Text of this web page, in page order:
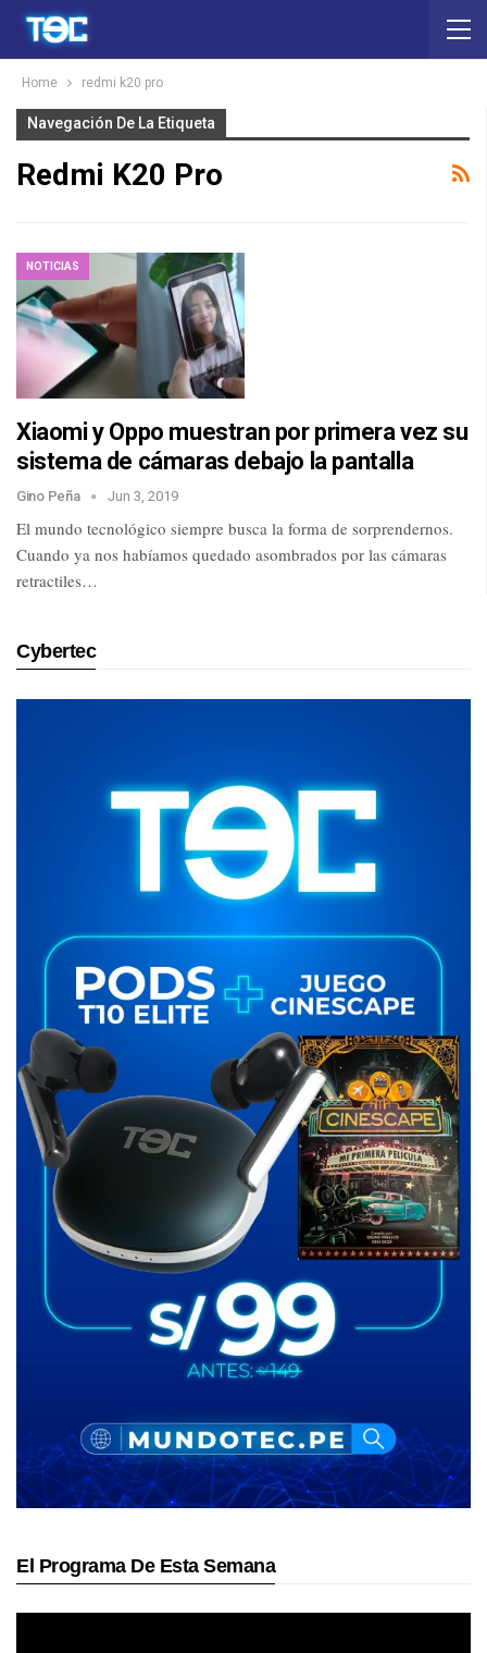
Home redmi k20 pro
Navegación De La Etiqueta
Redmi K20 Pro
NOTICIAS
Xiaomi y Oppo muestran por primera vez su
sistema de cámaras debajo la pantalla
Gino Peña Jun 3, 2019
El mundo tecnológico siempre busca la forma de sorprendernos.
Cuando ya nos habíamos quedado asombrados por las cámaras
retractiles…
Cybertec
El Programa De Esta Semana